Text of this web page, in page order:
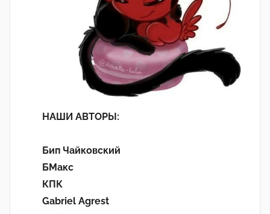
НАШИ АВТОРЫ:
Бип Чайковский
БМакс
КПК
Gabriel Agrest